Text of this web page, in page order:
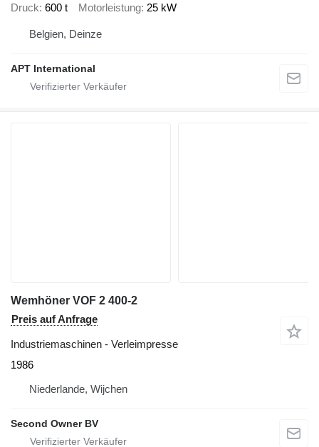
Druck 600 t Motorleistung 25 kW
Belgien, Deinze
APT International
Wemhöner VOF 2 400-2
Preis auf Anfrage
Industriemaschinen - Verleimpresse
1986
Niederlande, Wijchen
Second Owner BV